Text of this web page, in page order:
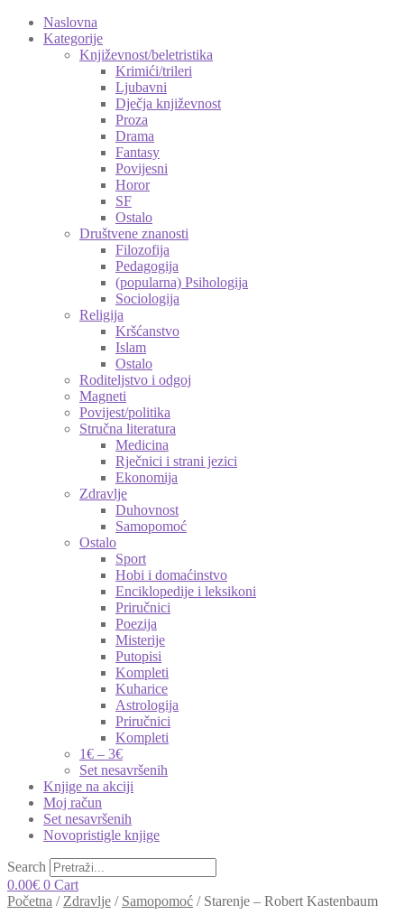
Naslovna
Kategorije
Književnost/beletristika
Krimići/trileri
Ljubavni
Dječja književnost
Proza
Drama
Fantasy
Povijesni
Horor
SF
Ostalo
Društvene znanosti
Filozofija
Pedagogija
(popularna) Psihologija
Sociologija
Religija
Kršćanstvo
Islam
Ostalo
Roditeljstvo i odgoj
Magneti
Povijest/politika
Stručna literatura
Medicina
Rječnici i strani jezici
Ekonomija
Zdravlje
Duhovnost
Samopomoć
Ostalo
Sport
Hobi i domaćinstvo
Enciklopedije i leksikoni
Priručnici
Poezija
Misterije
Putopisi
Kompleti
Kuharice
Astrologija
Priručnici
Kompleti
1€ – 3€
Set nesavršenih
Knjige na akciji
Moj račun
Set nesavršenih
Novopristigle knjige
Search
0.00€ 0 Cart
Početna / Zdravlje / Samopomoć / Starenje – Robert Kastenbaum